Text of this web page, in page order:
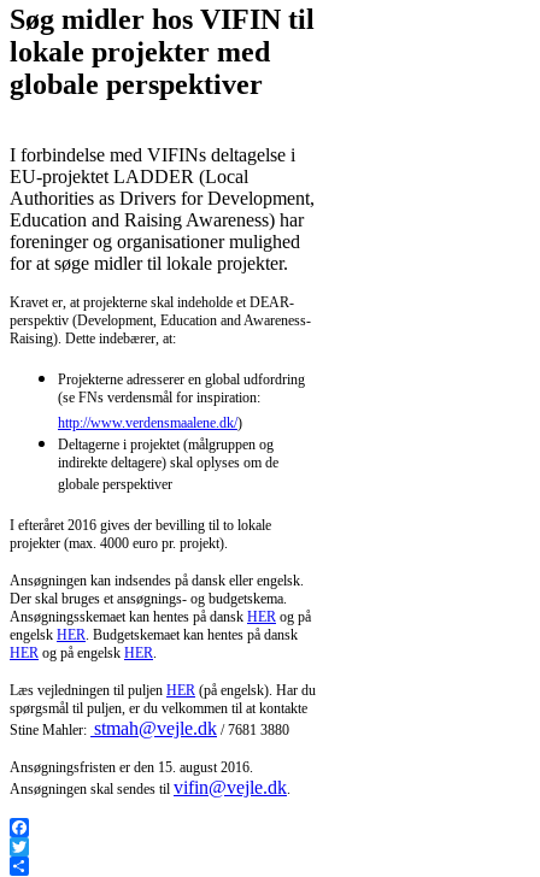
Søg midler hos VIFIN til
lokale projekter med
globale perspektiver
I forbindelse med VIFINs deltagelse i
EU-projektet LADDER (Local
Authorities as Drivers for Development,
Education and Raising Awareness) har
foreninger og organisationer mulighed
for at søge midler til lokale projekter.
Kravet er, at projekterne skal indeholde et DEAR-
perspektiv (Development, Education and Awareness-
Raising). Dette indebærer, at:
Projekterne adresserer en global udfordring
(se FNs verdensmål for inspiration:
http://www.verdensmaalene.dk/)
Deltagerne i projektet (målgruppen og
indirekte deltagere) skal oplyses om de
globale perspektiver
I efteråret 2016 gives der bevilling til to lokale
projekter (max. 4000 euro pr. projekt).
Ansøgningen kan indsendes på dansk eller engelsk.
Der skal bruges et ansøgnings- og budgetskema.
Ansøgningsskemaet kan hentes på dansk HER og på
engelsk HER . Budgetskemaet kan hentes på dansk
HER og på engelsk HER
Læs vejledningen til puljen HER (på engelsk). Har du
spørgsmål til puljen, er du velkommen til at kontakte
Stine Mahler: stmah@vejle.dk / 7681 3880
Ansøgningsfristen er den 15. august 2016.
Ansøgningen skal sendes til vifin@vejle.dk
Facebook
Twitter